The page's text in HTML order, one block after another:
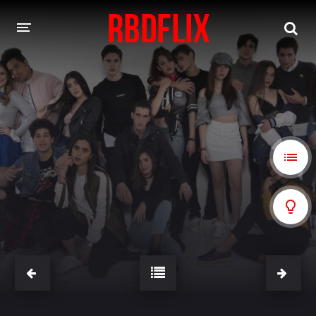
HOME
REBELDE
Rebelde: En Español Rebelde: Dublado
FILMES
Alfonso Herrera Anahí
Christian Chávez Christopher Von Uckermann